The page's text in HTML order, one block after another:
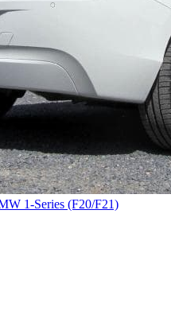
1-Series (F20/F21)